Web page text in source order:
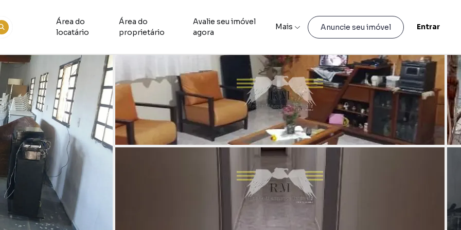
Área do
locatário
Área do
proprietário
Avalie seu imóvel
agora
Mais Anuncie seu imóvel Entrar